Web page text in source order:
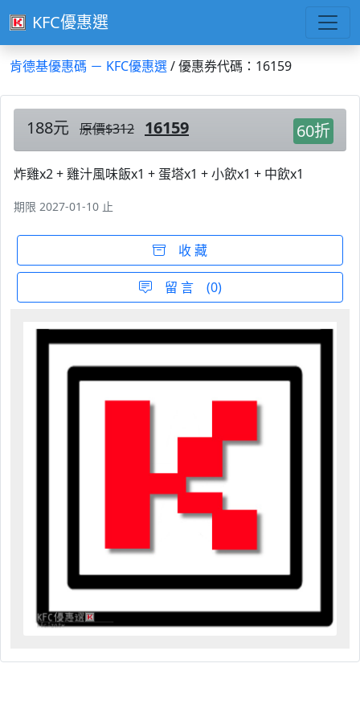
KFC優惠選
肯德基優惠碼 － KFC優惠選/ 優惠券代碼：16159
188元 原價$312 16159 60折
炸雞x2 + 雞汁風味飯x1 + 蛋塔x1 + 小飲x1 + 中飲x1
期限 2027-01-10 止
收 藏
留 言 (0)